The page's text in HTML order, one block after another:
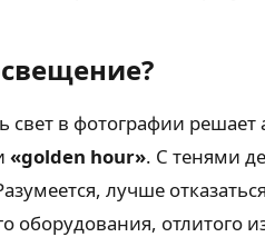
свет в фотографии
«golden hour». С тенями
лучше
оборудования, отлитого